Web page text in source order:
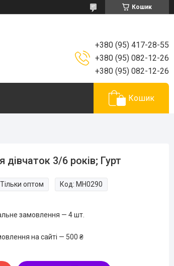
Кошик
+380 (95) 417-28-55
+380 (95) 082-12-26
+380 (95) 082-12-26
Кошик
3/6 років; Гурт
Тільки оптом Код: MH0290
замовлення — 4 шт.
на сайті — 500 ₴